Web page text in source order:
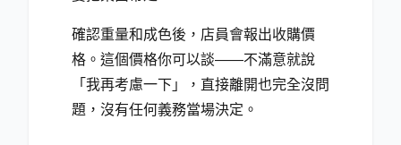
確認重量和成色後，店員會報出收購價
格。這個價格你可以談——不滿意就說
「我再考慮一下」，直接離開也完全沒問
題，沒有任何義務當場決定。